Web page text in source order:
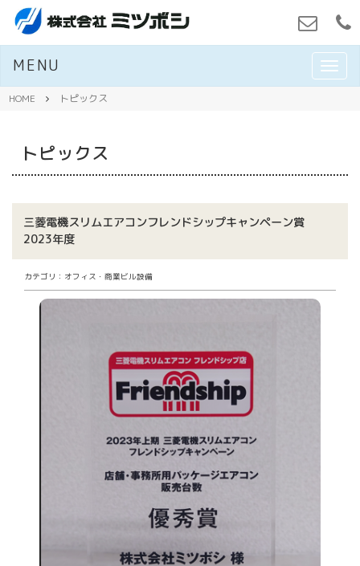
M
E
MENU
HOME トピックス
トピックス
三菱電機スリムエアコンフレンドシップキャンペーン賞
2023年度
カテゴリ：オフィス・商業ビル設備